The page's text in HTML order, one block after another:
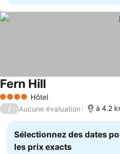
4 Étoiles Hôtel
Fern Hill
/ Aucune évaluation à 4.2
Sélectionnez des dates
les prix exacts